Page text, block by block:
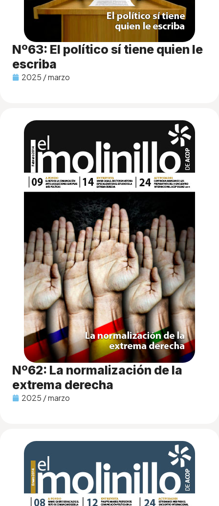
Nº63: El político sí tiene quien le
escriba
2025 / marzo
Nº62: La normalización de la
extrema derecha
2025 / marzo